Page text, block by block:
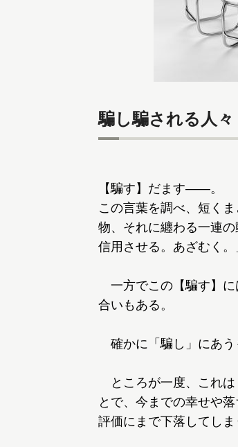
騙し騙される人々
【騙す】だます――。
この言葉を調べ、短く
物、それに纏わる一連
信用させる。あざむく
一方でこの【騙す】に
合いもある。
確かに「騙し」にあう
ところが一度、これは
とで、今までの幸せや
評価にまで下落してしま